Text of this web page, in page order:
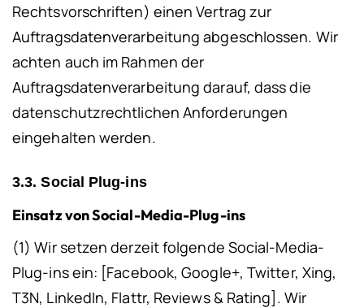
Rechtsvorschriften) einen Vertrag zur
Auftragsdatenverarbeitung abgeschlossen. Wir
achten auch im Rahmen der
Auftragsdatenverarbeitung darauf, dass die
datenschutzrechtlichen Anforderungen
eingehalten werden.
3.3. Social Plug-ins
Einsatz von Social-Media-Plug-ins
(1) Wir setzen derzeit folgende Social-Media-
Plug-ins ein: [Facebook, Google+, Twitter, Xing,
T3N, LinkedIn, Flattr, Reviews & Rating]. Wir